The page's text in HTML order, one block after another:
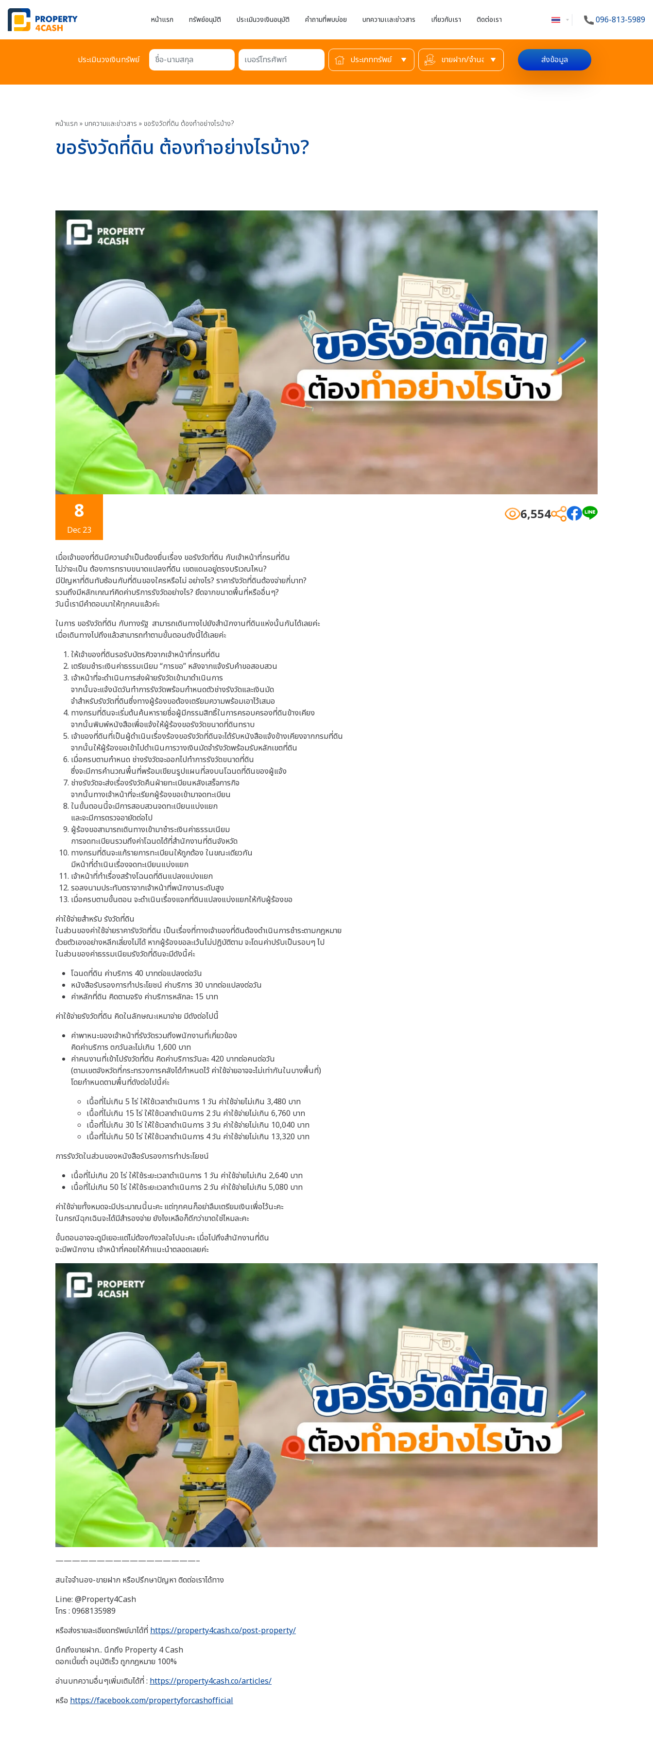
หน้าแรก ทรัพย์อนุมัติ ประเมินวงเงินอนุมัติ คำถามที่พบบ่อย บทความเเละข่าวสาร เกี่ยวกับเรา ติดต่อเรา 096-813-5989
ประเมินวงเงินทรัพย์ ชื่อ-นามสกุล เบอร์โทรศัพท์ ส่งข้อมูล
หน้าแรก » บทความเเละข่าวสาร » ขอรังวัดที่ดิน ต้องทำอย่างไรบ้าง?
ขอรังวัดที่ดิน ต้องทำอย่างไรบ้าง?
8
Dec 23
6,554
เมื่อเจ้าของที่ดินมีความจำเป็นต้องยื่นเรื่อง ขอรังวัดที่ดิน กับเจ้าหน้าที่กรมที่ดิน
ไม่ว่าจะเป็น ต้องการทราบขนาดแปลงที่ดิน เขตแดนอยู่ตรงบริเวณไหน?
มีปัญหาที่ดินทับซ้อนกับที่ดินของใครหรือไม่ อย่างไร? ราคารังวัดที่ดินต้องจ่ายกี่บาท?
รวมถึงมีหลักเกณฑ์คิดค่าบริการรังวัดอย่างไร? ยึดจากขนาดพื้นที่หรืออื่นๆ?
วันนี้เรามีคำตอบมาให้ทุกคนแล้วค่ะ
ในการ ขอรังวัดที่ดิน กับทางรัฐ สามารถเดินทางไปยังสำนักงานที่ดินแห่งนั้นกันได้เลยค่ะ
เมื่อเดินทางไปถึงแล้วสามารถทำตามขั้นตอนดังนี้ได้เลยค่ะ
ให้เจ้าของที่ดินรอรับบัตรคิวจากเจ้าหน้าที่กรมที่ดิน
เตรียมชำระเงินค่าธรรมเนียม “การขอ” หลังจากแจ้งรับคำขอสอบสวน
เจ้าหน้าที่จะดำเนินการส่งฝ่ายรังวัดเข้ามาดำเนินการ
จากนั้นจะแจ้งนัดวันทำการรังวัดพร้อมกำหนดตัวช่างรังวัดและเงินมัด
จำสำหรับรังวัดที่ดินซึ่งทางผู้ร้องขอต้องเตรียมความพร้อมเอาไว้เสมอ
ทางกรมที่ดินจะเริ่มต้นค้นหารายชื่อผู้มีกรรมสิทธิ์ในการครอบครองที่ดินข้างเคียง
จากนั้นพิมพ์หนังสือเพื่อแจ้งให้ผู้ร้องขอรังวัดขนาดที่ดินทราบ
เจ้าของที่ดินที่เป็นผู้ดำเนินเรื่องร้องขอรังวัดที่ดินจะได้รับหนังสือแจ้งข้างเคียงจากกรมที่ดิน
จากนั้นให้ผู้ร้องขอเข้าไปดำเนินการวางเงินมัดจำรังวัดพร้อมรับหลักเขตที่ดิน
เมื่อครบตามกำหนด ช่างรังวัดจะออกไปทำการรังวัดขนาดที่ดิน
ซึ่งจะมีการคำนวณพื้นที่พร้อมเขียนรูปแผนที่ลงบนโฉนดที่ดินของผู้แจ้ง
ช่างรังวัดจะส่งเรื่องรังวัดคืนฝ่ายทะเบียนหลังเสร็จภารกิจ
จากนั้นทางเจ้าหน้าที่จะเรียกผู้ร้องขอเข้ามาจดทะเบียน
ในขั้นตอนนี้จะมีการสอบสวนจดทะเบียนแบ่งแยก
และจะมีการตรวจอายัดต่อไป
ผู้ร้องขอสามารถเดินทางเข้ามาชำระเงินค่าธรรมเนียม
การจดทะเบียนรวมถึงค่าโฉนดได้ที่สำนักงานที่ดินจังหวัด
ทางกรมที่ดินจะแก้รายการทะเบียนให้ถูกต้อง ในขณะเดียวกัน
มีหน้าที่ดำเนินเรื่องจดทะเบียนแบ่งแยก
เจ้าหน้าที่ทำเรื่องสร้างโฉนดที่ดินแปลงแบ่งแยก
รอลงนามประทับตราจากเจ้าหน้าที่พนักงานระดับสูง
เมื่อครบตามขั้นตอน จะดำเนินเรื่องแจกที่ดินแปลงแบ่งแยกให้กับผู้ร้องขอ
ค่าใช้จ่ายสำหรับ รังวัดที่ดิน
ในส่วนของค่าใช้จ่ายราคารังวัดที่ดิน เป็นเรื่องที่ทางเจ้าของที่ดินต้องดำเนินการชำระตามกฎหมาย
ด้วยตัวเองอย่างหลีกเลี่ยงไม่ได้ หากผู้ร้องขอละเว้นไม่ปฏิบัติตาม จะโดนค่าปรับเป็นรอบๆ ไป
ในส่วนของค่าธรรมเนียมรังวัดที่ดินจะมีดังนี้ค่ะ
โฉนดที่ดิน ค่าบริการ 40 บาทต่อแปลงต่อวัน
หนังสือรับรองการทำประโยชน์ ค่าบริการ 30 บาทต่อแปลงต่อวัน
ค่าหลักที่ดิน คิดตามจริง ค่าบริการหลักละ 15 บาท
ค่าใช้จ่ายรังวัดที่ดิน คิดในลักษณะเหมาจ่าย มีดังต่อไปนี้
ค่าพาหนะของเจ้าหน้าที่รังวัดรวมถึงพนักงานที่เกี่ยวข้อง
คิดค่าบริการ ตกวันละไม่เกิน 1,600 บาท
ค่าคนงานที่เข้าไปรังวัดที่ดิน คิดค่าบริการวันละ 420 บาทต่อคนต่อวัน
(ตามเขตจังหวัดที่กระทรวงการคลังได้กำหนดไว้ ค่าใช้จ่ายอาจจะไม่เท่ากันในบางพื้นที่)
โดยกำหนดตามพื้นที่ดังต่อไปนี้ค่ะ
เนื้อที่ไม่เกิน 5 ไร่ ให้ใช้เวลาดำเนินการ 1 วัน ค่าใช้จ่ายไม่เกิน 3,480 บาท
เนื้อที่ไม่เกิน 15 ไร่ ให้ใช้เวลาดำเนินการ 2 วัน ค่าใช้จ่ายไม่เกิน 6,760 บาท
เนื้อที่ไม่เกิน 30 ไร่ ให้ใช้เวลาดำเนินการ 3 วัน ค่าใช้จ่ายไม่เกิน 10,040 บาท
เนื้อที่ไม่เกิน 50 ไร่ ให้ใช้เวลาดำเนินการ 4 วัน ค่าใช้จ่ายไม่เกิน 13,320 บาท
การรังวัดในส่วนของหนังสือรับรองการทำประโยชน์
เนื้อที่ไม่เกิน 20 ไร่ ให้ใช้ระยะเวลาดำเนินการ 1 วัน ค่าใช้จ่ายไม่เกิน 2,640 บาท
เนื้อที่ไม่เกิน 50 ไร่ ให้ใช้ระยะเวลาดำเนินการ 2 วัน ค่าใช้จ่ายไม่เกิน 5,080 บาท
ค่าใช้จ่ายทั้งหมดจะมีประมาณนี้นะคะ แต่ทุกคนก็อย่าลืมเตรียมเงินเพื่อไว้นะคะ
ในกรณีฉุกเฉินจะได้มีสำรองจ่าย ยังไงเหลือก็ดีกว่าขาดใช่ไหมละคะ
ขั้นตอนอาจจะดูมีเยอะแต่ไม่ต้องกังวลใจไปนะคะ เมื่อไปถึงสำนักงานที่ดิน
จะมีพนักงาน เจ้าหน้าที่คอยให้คำแนะนำตลอดเลยค่ะ
—————————————————–
สนใจจำนอง-ขายฝาก หรือปรึกษาปัญหา ติดต่อเราได้ทาง
Line: @Property4Cash
โทร : 0968135989
หรือส่งรายละเอียดทรัพย์มาได้ที่https://property4cash.co/post-property/
นึกถึงขายฝาก.. นึกถึง Property 4 Cash
ดอกเบี้ยต่ำ อนุมัติเร็ว ถูกกฎหมาย 100%
อ่านบทความอื่นๆเพิ่มเติมได้ที่ : https://property4cash.co/articles/
หรือ https://facebook.com/propertyforcashofficial